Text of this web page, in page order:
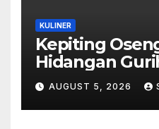
KULINER
Kepiting
Hidangan
Selalu
Setiap Suapan
AUGUST 5, 2026